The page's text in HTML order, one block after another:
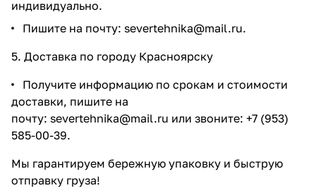
индивидуально.
Пишите на почту: severtehnika@mail.ru.
5. Доставка по городу Красноярску
Получите информацию по срокам и стоимости
доставки, пишите на
почту: severtehnika@mail.ru или звоните: +7 (953)
585-00-39.
Мы гарантируем бережную упаковку и быструю
отправку груза!